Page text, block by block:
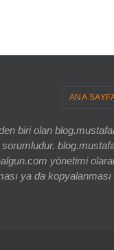
ANA
biri olan
yönetimi
ya da